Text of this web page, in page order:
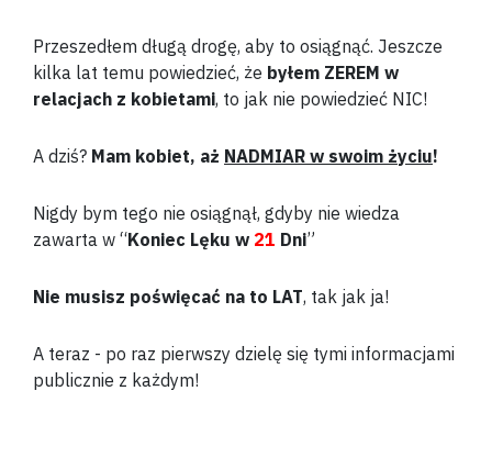
Przeszedłem długą drogę, aby to osiągnąć. Jeszcze
kilka lat temu powiedzieć, że byłem ZEREM w
relacjach z kobietami, to jak nie powiedzieć NIC!
A dziś? Mam kobiet, aż NADMIAR w swoim życiu!
Nigdy bym tego nie osiągnął, gdyby nie wiedza
zawarta w “Koniec Lęku w 21 Dni”
Nie musisz poświęcać na to LAT, tak jak ja!
A teraz - po raz pierwszy dzielę się tymi informacjami
publicznie z każdym!